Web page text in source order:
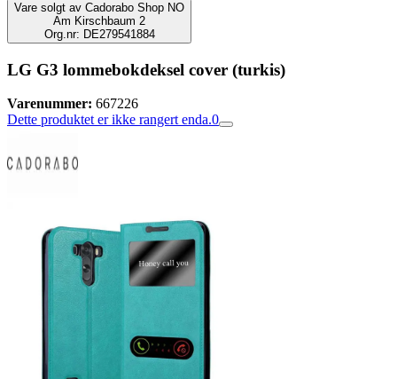
Vare solgt av Cadorabo Shop NO
Am Kirschbaum 2
Org.nr: DE279541884
LG G3 lommebokdeksel cover (turkis)
Varenummer: 667226
Dette produktet er ikke rangert enda.0